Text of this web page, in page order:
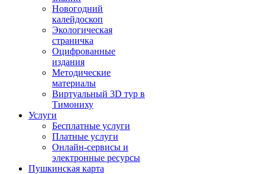
Новогодний
калейдоскоп
Экологическая
страничка
Оцифрованные
издания
Методические
материалы
Виртуальный 3D тур в
Тимониху
Услуги
Бесплатные услуги
Платные услуги
Онлайн-сервисы и
электронные ресурсы
Пушкинская карта